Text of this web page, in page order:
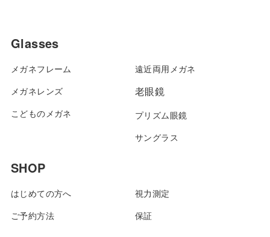
Glasses
メガネフレーム
メガネレンズ
こどものメガネ
遠近両用メガネ
老眼鏡
プリズム眼鏡
サングラス
SHOP
はじめての方へ
ご予約方法
視力測定
保証